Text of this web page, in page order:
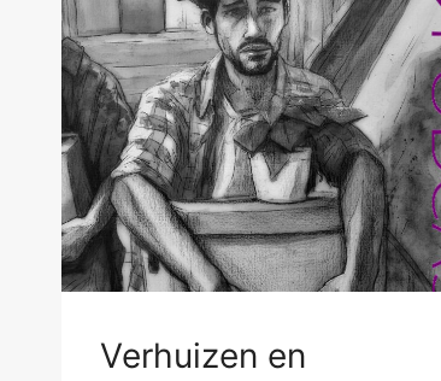
Verhuizen en